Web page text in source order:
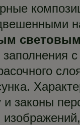
и законы